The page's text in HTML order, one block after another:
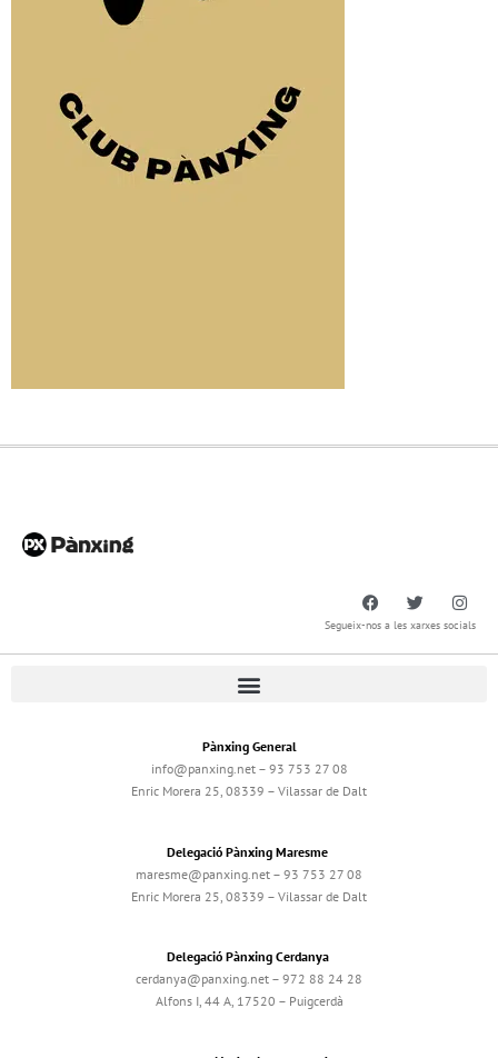
Segueix-nos a les xarxes socials
Pànxing General
info@panxing.net – 93 753 27 08
Enric Morera 25, 08339 – Vilassar de Dalt
Delegació Pànxing Maresme
maresme@panxing.net – 93 753 27 08
Enric Morera 25, 08339 – Vilassar de Dalt
Delegació Pànxing Cerdanya
cerdanya@panxing.net – 972 88 24 28
Alfons I, 44 A, 17520 – Puigcerdà